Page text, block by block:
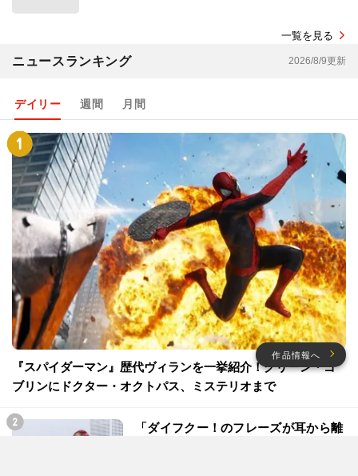
作品情報へ
一覧を見る
ニュースランキング 2026/8/9更新
デイリー 週間 月間
『スパイダーマン』歴代ヴィランを一挙紹介！グリーン・ゴ
ブリンにドクター・オクトパス、ミステリオまで
「ダイフクー！のフレーズが耳から離